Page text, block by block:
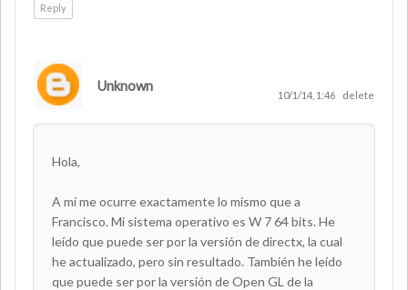
Reply
Unknown
10/1/14, 1:46 delete
Hola,
A mi me ocurre exactamente lo mismo que a
Francisco. Mi sistema operativo es W 7 64 bits. He
leído que puede ser por la versión de directx, la cual
he actualizado, pero sin resultado. También he leído
que puede ser por la versión de Open GL de la